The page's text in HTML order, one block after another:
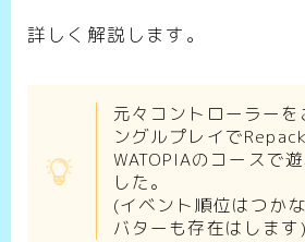
詳しく解説します。
元々コントローラー
ングルプレイで
WATOPIAのコースで
した。
(イベント順位はつか
バターも存在はします)